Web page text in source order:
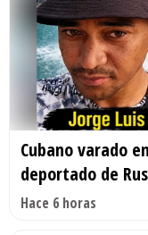
Cubano varado
deportado de
Hace 6 horas